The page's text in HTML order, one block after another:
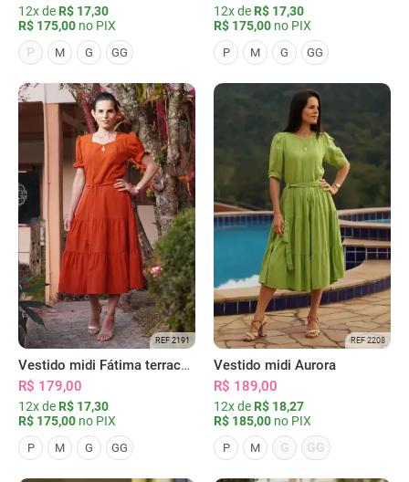
12x de R$ 17,30
R$ 175,00 no PIX
P
M G GG
12x de R$ 17,30
R$ 175,00 no PIX
P M G GG
REF 2191
Vestido midi Fátima terracota
R$ 179,00
12x de R$ 17,30
R$ 175,00 no PIX
P M G GG
REF 2208
Vestido midi Aurora
R$ 189,00
12x de R$ 18,27
R$ 185,00 no PIX
P M G GG